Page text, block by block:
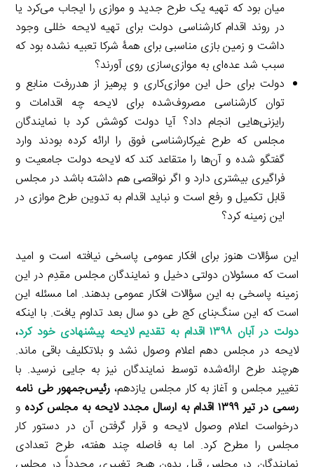
میان بود که تهیه یک طرح جدید و موازی را ایجاب می‌کرد یا
در روند اقدام کارشناسی دولت برای تهیه لایحه خللی وجود
داشت و زمین بازی مناسبی برای همۀ شرکا تعبیه نشده بود که
سبب شد عده‌ای به موازی‌سازی روی آورند؟
دولت برای حل این موازی‌کاری و پرهیز از هدررفت منابع و
توان کارشناسی مصروف‌شده برای لایحه چه اقدامات و
رایزنی‌هایی انجام داد؟ آیا دولت کوشش کرد با نمایندگان
مجلس که طرح غیرکارشناسی فوق را ارائه کرده بودند وارد
گفتگو شده و آن‌ها را متقاعد کند که لایحه دولت جامعیت و
فراگیری بیشتری دارد و اگر نواقصی هم داشته باشد در مجلس
قابل تکمیل و رفع است و نباید اقدام به تدوین طرح موازی در
این زمینه کرد؟
این سؤالات هنوز برای افکار عمومی پاسخی نیافته است و امید
است که مسئولان دولتی دخیل و نمایندگان مجلس مقدِم در این
زمینه پاسخی به این سؤالات افکار عمومی بدهند. اما مسئله این
است که این سنگ‌بنای کج طی دو سال بعد تداوم یافت. با اینکه
دولت در آبان ۱۳۹۸ اقدام به تقدیم لایحه پیشنهادی خود کرد
،
لایحه در مجلس دهم اعلام وصول نشد و بلاتکلیف باقی ماند.
هرچند طرح ارائه‌شده توسط نمایندگان نیز به جایی نرسید. با
تغییر مجلس و آغاز به کار مجلس یازدهم،رئیس‌جمهور طی نامه
رسمی در تیر ۱۳۹۹ اقدام به ارسال مجدد لایحه به مجلس کرده
و
درخواست اعلام وصول لایحه و قرار گرفتن آن در دستور کار
مجلس را مطرح کرد. اما به فاصله چند هفته، طرح تعدادی